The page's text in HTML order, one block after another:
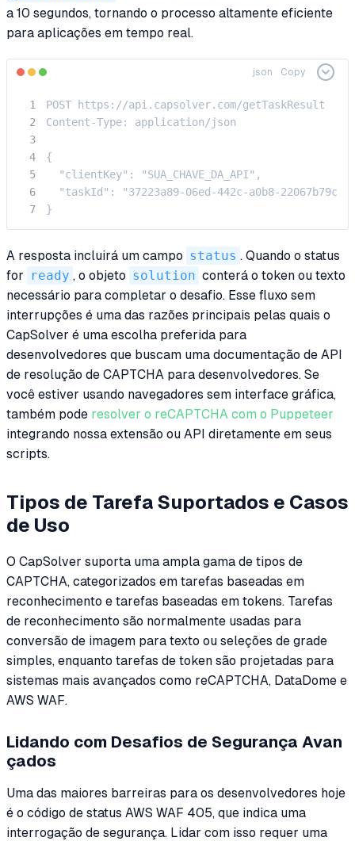
a 10 segundos, tornando o processo altamente eficiente
para aplicações em tempo real.
json Copy
POST https://api.capsolver.com/getTaskResult
Content-Type: application/json
{
  "clientKey": "SUA_CHAVE_DA_API",
"taskId": "37223a89-06ed-442c-a0b8-
}
A resposta incluirá um campo status . Quando o status
for ready , o objeto solution conterá o token ou texto
necessário para completar o desafio. Esse fluxo sem
interrupções é uma das razões principais pelas quais o
CapSolver é uma escolha preferida para
desenvolvedores que buscam uma documentação de API
de resolução de CAPTCHA para desenvolvedores. Se
você estiver usando navegadores sem interface gráfica,
também pode resolver o reCAPTCHA com o Puppeteer
integrando nossa extensão ou API diretamente em seus
scripts.
Tipos de Tarefa Suportados e Casos
de Uso
O CapSolver suporta uma ampla gama de tipos de
CAPTCHA, categorizados em tarefas baseadas em
reconhecimento e tarefas baseadas em tokens. Tarefas
de reconhecimento são normalmente usadas para
conversão de imagem para texto ou seleções de grade
simples, enquanto tarefas de token são projetadas para
sistemas mais avançados como reCAPTCHA, DataDome e
AWS WAF.
Lidando com Desafios de Segurança Avan
çados
Uma das maiores barreiras para os desenvolvedores hoje
é o código de status AWS WAF 405, que indica uma
interrogação de segurança. Lidar com isso requer uma